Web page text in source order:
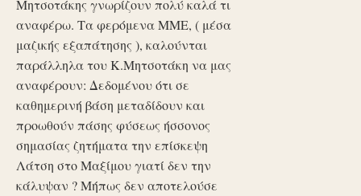
Μητσοτάκης γνωρίζουν πολύ καλά τι
αναφέρω. Τα φερόμενα ΜΜΕ, ( μέσα
μαζικής εξαπάτησης ), καλούνται
παράλληλα του Κ.Μητσοτάκη να μας
αναφέρουν: Δεδομένου ότι σε
καθημερινή βάση μεταδίδουν και
προωθούν πάσης φύσεως ήσσονος
σημασίας ζητήματα την επίσκεψη
Λάτση στο Μαξίμου γιατί δεν την
κάλυψαν ? Μήπως δεν αποτελούσε